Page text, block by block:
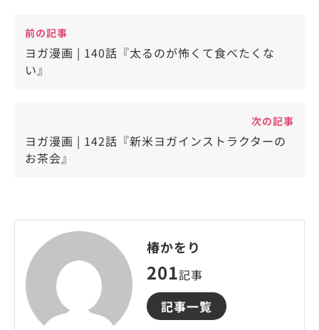
前の記事
ヨガ漫画 | 140話『太るのが怖くて食べたくな
い』
次の記事
ヨガ漫画 | 142話『新米ヨガインストラクターの
お茶会』
椿かをり
201記事
記事一覧